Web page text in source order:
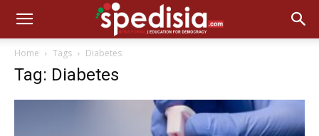
Home Tags Diabetes
Tag: Diabetes